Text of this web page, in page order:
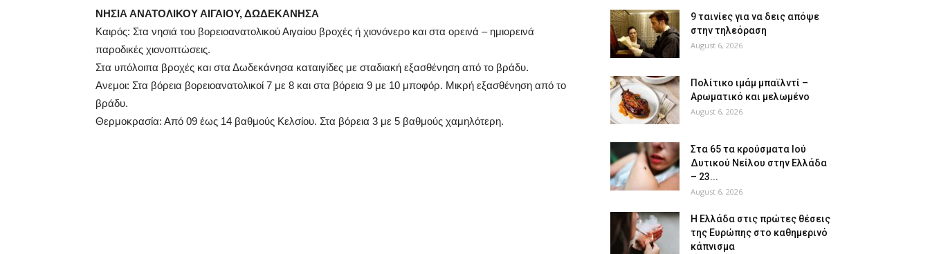
ΝΗΣΙΑ ΑΝΑΤΟΛΙΚΟΥ ΑΙΓΑΙΟΥ, ΔΩΔΕΚΑΝΗΣΑ
Καιρός: Στα νησιά του βορειοανατολικού Αιγαίου βροχές ή χιονόνερο και στα ορεινά – ημιορεινά
παροδικές χιονοπτώσεις.
Στα υπόλοιπα βροχές και στα Δωδεκάνησα καταιγίδες με σταδιακή εξασθένηση από το βράδυ.
Ανεμοι: Στα βόρεια βορειοανατολικοί 7 με 8 και στα βόρεια 9 με 10 μποφόρ. Μικρή εξασθένηση από το
βράδυ.
Θερμοκρασία: Από 09 έως 14 βαθμούς Κελσίου. Στα βόρεια 3 με 5 βαθμούς χαμηλότερη.
9 ταινίες για να δεις απόψε
στην τηλεόραση
August 6, 2026
Πολίτικο ιμάμ μπαϊλντί –
Αρωματικό και μελωμένο
August 6, 2026
Στα 65 τα κρούσματα Ιού
Δυτικού Νείλου στην Ελλάδα
– 23...
August 6, 2026
Η Ελλάδα στις πρώτες θέσεις
της Ευρώπης στο καθημερινό
κάπνισμα